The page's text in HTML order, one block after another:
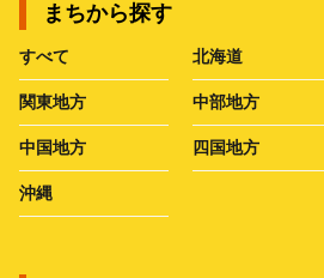
まちから探す
すべて 北海道
関東地方 中部地方
中国地方 四国地方
沖縄